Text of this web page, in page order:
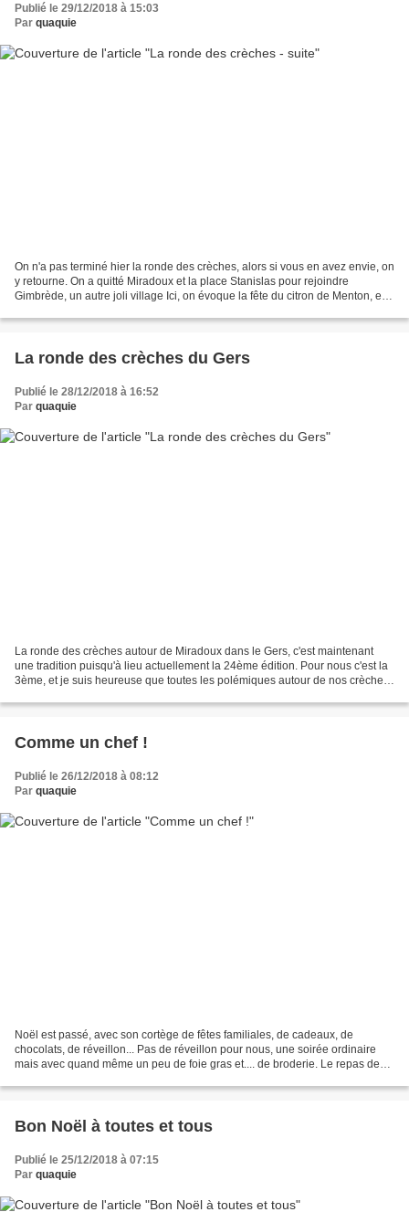
Publié le 29/12/2018 à 15:03
Par quaquie
On n'a pas terminé hier la ronde des crèches, alors si vous en avez envie, on
y retourne. On a quitté Miradoux et la place Stanislas pour rejoindre
Gimbrède, un autre joli village Ici, on évoque la fête du citron de Menton, et
La ronde des crèches du Gers
Publié le 28/12/2018 à 16:52
Par quaquie
La ronde des crèches autour de Miradoux dans le Gers, c'est maintenant
une tradition puisqu'à lieu actuellement la 24ème édition. Pour nous c'est la
3ème, et je suis heureuse que toutes les polémiques autour de nos crèches
Comme un chef !
Publié le 26/12/2018 à 08:12
Par quaquie
Noël est passé, avec son cortège de fêtes familiales, de cadeaux, de
chocolats, de réveillon... Pas de réveillon pour nous, une soirée ordinaire
mais avec quand même un peu de foie gras et.... de broderie. Le repas de
Bon Noël à toutes et tous
Publié le 25/12/2018 à 07:15
Par quaquie